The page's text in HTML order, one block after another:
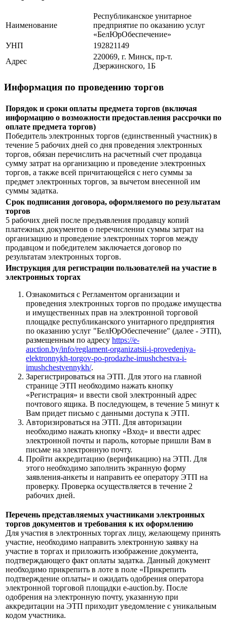
Наименование
Республиканское унитарное
предприятие по оказанию услуг
«БелЮрОбеспечение»
УНП
192821149
Адрес
220069, г. Минск, пр-т.
Дзержинского, 1Б
Информация по проведению торгов
Порядок и сроки оплаты предмета торгов (включая
информацию о возможности предоставления рассрочки по
оплате предмета торгов)
Победитель электронных торгов (единственный участник) в
течение 5 рабочих дней со дня проведения электронных
торгов, обязан перечислить на расчетный счет продавца
сумму затрат на организацию и проведение электронных
торгов, а также всей причитающейся с него суммы за
предмет электронных торгов, за вычетом внесенной им
суммы задатка.
Срок подписания договора, оформляемого по результатам
торгов
5 рабочих дней после предъявления продавцу копий
платежных документов о перечислении суммы затрат на
организацию и проведение электронных торгов между
продавцом и победителем заключается договор по
результатам электронных торгов.
Инструкция для регистрации пользователей на участие в
электронных торгах
Ознакомиться с Регламентом организации и
проведения электронных торгов по продаже имущества
и имущественных прав на электронной торговой
площадке республиканского унитарного предприятия
по оказанию услуг "БелЮрОбеспечение" (далее - ЭТП),
размещенным по адресу https://e-
auction.by/info/reglament-organizatsii-i-provedeniya-
elektronnykh-torgov-po-prodazhe-imushchestva-i-
imushchestvennykh/.
Зарегистрироваться на ЭТП. Для этого на главной
странице ЭТП необходимо нажать кнопку
«Регистрация» и ввести свой электронный адрес
почтового ящика. В последующем, в течение 5 минут к
Вам придет письмо с данными доступа к ЭТП.
Авторизироваться на ЭТП. Для авторизации
необходимо нажать кнопку «Вход» и ввести адрес
электронной почты и пароль, которые пришли Вам в
письме на электронную почту.
Пройти аккредитацию (верификацию) на ЭТП. Для
этого необходимо заполнить экранную форму
заявления-анкеты и направить ее оператору ЭТП на
проверку. Проверка осуществляется в течение 2
рабочих дней.
Перечень представляемых участниками электронных
торгов документов и требования к их оформлению
Для участия в электронных торгах лицу, желающему принять
участие, необходимо направить электронную заявку на
участие в торгах и приложить изображение документа,
подтверждающего факт оплаты задатка. Данный документ
необходимо прикрепить в лоте в поле «Прикрепить
подтверждение оплаты» и ожидать одобрения оператора
электронной торговой площадки e-auction.by. После
одобрения на электронную почту, указанную при
аккредитации на ЭТП приходит уведомление с уникальным
кодом участника.